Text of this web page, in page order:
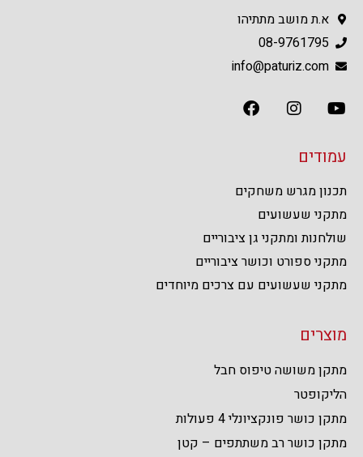
א.ת מושב מתתיהו
08-9761795
info@paturiz.com
עמודים
תכנון מגרש משחקים
מתקני שעשועים
שולחנות ומתקני גן ציבוריים
מתקני ספורט וכושר ציבוריים
מתקני שעשועים עם צרכים מיוחדים
מוצרים
מתקן משושה טיפוס חבל
הליקופטר
מתקן כושר פונקציונלי 4 פעולות
מתקן כושר רב משתתפים – קטן